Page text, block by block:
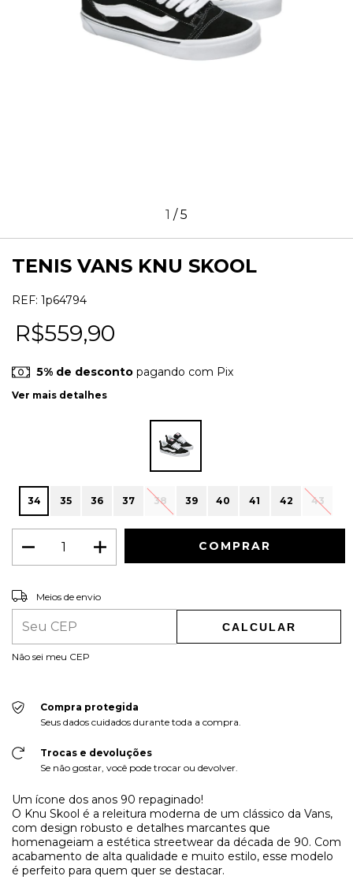
1 /5
TENIS VANS KNU SKOOL
REF: 1p64794
R$559,90
5% de desconto pagando com Pix
Ver mais detalhes
34 35 36 37 38 39 40 41 42 43
Entregas para o CEP:
Meios de envio
CALCULAR
Não sei meu CEP
Compra protegida
Seus dados cuidados durante toda a compra.
Trocas e devoluções
Se não gostar, você pode trocar ou devolver.
Um ícone dos anos 90 repaginado!
O Knu Skool é a releitura moderna de um clássico da Vans,
com design robusto e detalhes marcantes que
homenageiam a estética streetwear da década de 90. Com
acabamento de alta qualidade e muito estilo, esse modelo
é perfeito para quem quer se destacar.